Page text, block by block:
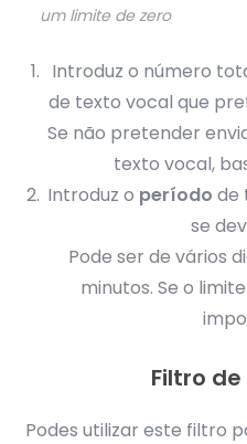
um limite de zero
Introduz o número
de texto vocal que
Se não pretender
texto vocal,
Introduz o período de
se
Pode ser de vários
minutos. Se o
Filtro
Podes utilizar este filtro